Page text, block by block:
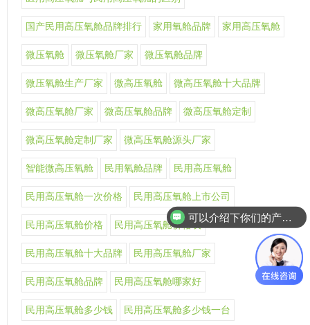
国产民用高压氧舱品牌排行 家用氧舱品牌 家用高压氧舱
微压氧舱 微压氧舱厂家 微压氧舱品牌
微压氧舱生产厂家 微高压氧舱 微高压氧舱十大品牌
微高压氧舱厂家 微高压氧舱品牌 微高压氧舱定制
微高压氧舱定制厂家 微高压氧舱源头厂家
智能微高压氧舱 民用氧舱品牌 民用高压氧舱
民用高压氧舱一次价格 民用高压氧舱上市公司
民用高压氧舱价格 民用高压氧舱价格表
民用高压氧舱十大品牌 民用高压氧舱厂家
民用高压氧舱品牌 民用高压氧舱哪家好
民用高压氧舱多少钱 民用高压氧舱多少钱一台
可以介绍下你们的产品么